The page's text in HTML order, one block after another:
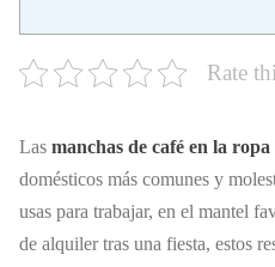
Rate
Las manchas de café en la ropa
domésticos más comunes y
usas para trabajar, en el mantel
de alquiler tras una fiesta, estos